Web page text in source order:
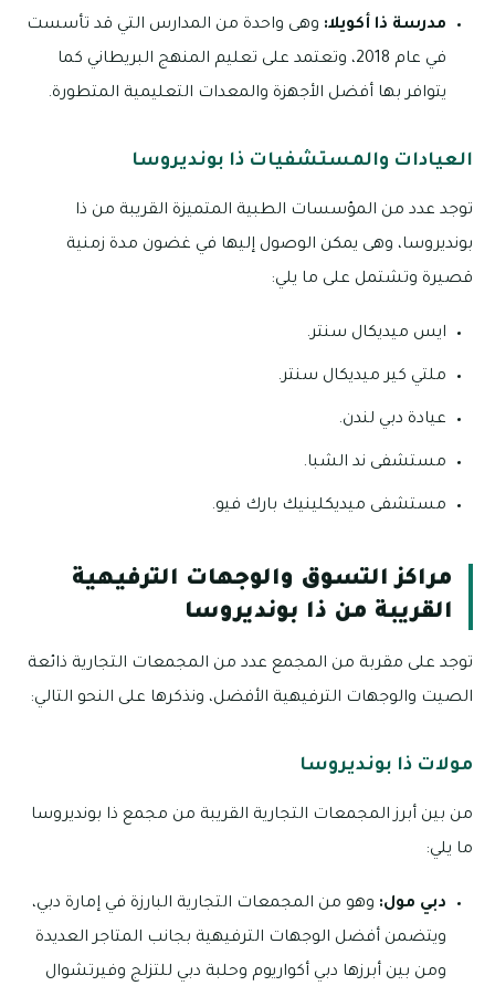
مدرسة ذا أكويلا: وهى واحدة من المدارس التي قد تأسست
في عام 2018، وتعتمد على تعليم المنهج البريطاني كما
يتوافر بها أفضل الأجهزة والمعدات التعليمية المتطورة.
العيادات والمستشفيات ذا بونديروسا
توجد عدد من المؤسسات الطبية المتميزة القريبة من ذا
بونديروسا، وهى يمكن الوصول إليها في غضون مدة زمنية
قصيرة وتشتمل على ما يلي:
ايس ميديكال سنتر.
ملتي كير ميديكال سنتر.
عيادة دبي لندن.
مستشفى ند الشبا.
مستشفى ميديكلينيك بارك فيو.
مراكز التسوق والوجهات الترفيهية
القريبة من ذا بونديروسا
توجد على مقربة من المجمع عدد من المجمعات التجارية ذائعة
الصيت والوجهات الترفيهية الأفضل، ونذكرها على النحو التالي:
مولات ذا بونديروسا
من بين أبرز المجمعات التجارية القريبة من مجمع ذا بونديروسا
ما يلي:
دبي مول: وهو من المجمعات التجارية البارزة في إمارة دبي،
ويتضمن أفضل الوجهات الترفيهية بجانب المتاجر العديدة
ومن بين أبرزها دبي أكواريوم وحلبة دبي للتزلج وفيرتشوال